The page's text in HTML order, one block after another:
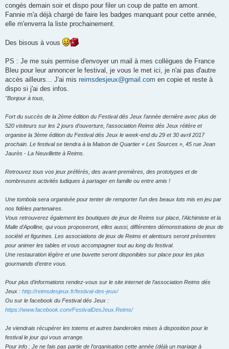
congés demain soir et dispo pour filer un coup de patte en amont.
Fannie m'a déjà chargé de faire les badges manquant pour cette année,
elle m'enverra la liste prochainement.
Des bisous à vous
PS : Je me suis permise d'envoyer un mail à mes collègues de France
Bleu pour leur annoncer le festival, je vous le met ici, je n'ai pas d'autre
accès ailleurs... J'ai mis reimsdesjeux@gmail.com en copie et reste à
dispo si j'ai des infos.
"Bonjour à tous,
Fort du succès de la 2ème édition du Festival dés Jeux l’année dernière avec plus de
520 visiteurs sur les 2 jours d’ouverture, l’association Reims dés Jeux réitère et
organise la 3ème édition du Festival dés Jeux le week-end du 29 et 30 avril 2017
prochain. Le festival se tiendra à la Maison de Quartier « Les Sources », 45 rue Jean
Jaurès - La Neuvillette à Reims.
Retrouvez tous vos jeux préférés, des avant-premières, des prototypes et de
nombreuses activités ludiques à partager en famille ou entre amis !
Une tombola sera organisée pour tenter de remporter l’un des beaux lots mis en jeu par
nos fidèles partenaires.
Vous retrouverez également les boutiques de jeux de Reims sur place, l’Alchimiste et la
Malle d’Apolline, qui vous proposeront, elles aussi, différentes démonstrations de jeux de
société et figurines. Les associations de jeux de Reims et alentours seront présentes
pour animer les tables et vous accompagner tout au long du festival.
Une restauration légère et une buvette seront disponibles sur place pour les plus
gourmands d’entre vous.
Pour plus d’informations rendez-vous sur le site internet de l’association Reims dés
Jeux : http://reimsdesjeux.fr/festival-des-jeux/
Ou sur le facebook du Festival dés Jeux :
https://www.facebook.com/FestivalDesJeux.Reims/
Je viendrais récupérer les totems et autres banderoles mises à disposition pour le
festival le jour qui vous arrange.
Pour info : Je ne fais pas partie de l’organisation cette année (déjà un mariage à